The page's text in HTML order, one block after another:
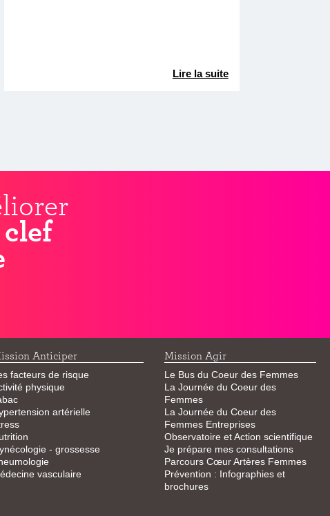
Lire la suite
Anticiper
facteurs de risque
physique
artérielle
- grossesse
vasculaire
Mission Agir
Le Bus du Coeur des Femmes
La Journée du Coeur des
Femmes
La Journée du Coeur des
Femmes Entreprises
Observatoire et Action scientifique
Je prépare mes consultations
Parcours Cœur Artères Femmes
Prévention : Infographies et
brochures